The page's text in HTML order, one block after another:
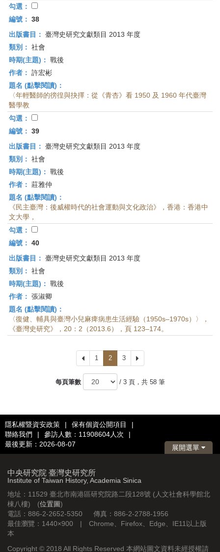
勾選：
編號： 38
出版書目： 臺灣史研究文獻類目 2013 年度
類別： 社會
時期(主題)： 戰後
作者： 許宏彬
題名 (點擊閱讀)：
〈年輕醫師的徬徨與抉擇：從《青杏》看 1950 及 1960 年代臺灣
醫學教
勾選：
編號： 39
出版書目： 臺灣史研究文獻類目 2013 年度
類別： 社會
時期(主題)： 戰後
作者： 莊雅仲
題名 (點擊閱讀)：
《民主臺灣：後威權時代的社會運動與文化政治》，香港：香港中
文大學，
勾選：
編號： 40
出版書目： 臺灣史研究文獻類目 2013 年度
類別： 社會
時期(主題)： 戰後
作者： 張淑卿
題名 (點擊閱讀)：
〈復健、輔具與臺灣小兒麻痺病患生活經驗（1950s–1970s）〉，
《臺灣史研究》，20：2（2013.6），頁 123–174。
上
一
頁
1 2 3
下
一
每頁筆數
/ 3 頁，共 58 筆
隱私權暨資安政策 | 保有個資公開項目
|
聯絡我們
| 參訪人數：11908604人次
|
最後更新：2026-08-07
展開選單
中央研究院 臺灣史研究所
Institute of Taiwan History, Academia Sinica
地址：11529 臺北市南港區研究院路二段128號 (人文社會科學館北
棟八樓) (位置圖)
電話：886-2-2652-5350 傳真：886-2-2788-1956
最佳瀏覽：1440×900 | Chrome、Firefox、Edge、IE11以上版
本
Copyright © 2018 All Rights Reserved 本網站圖文資料未經授權請